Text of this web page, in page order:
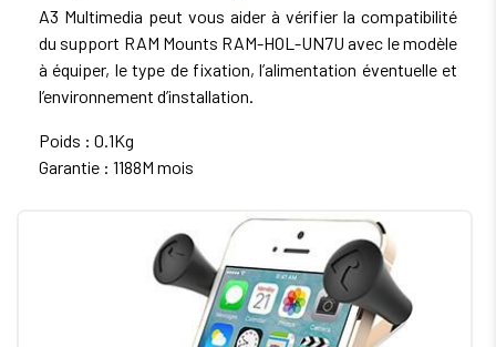
A3 Multimedia peut vous aider à vérifier la compatibilité
du support RAM Mounts RAM-HOL-UN7U avec le modèle
à équiper, le type de fixation, l’alimentation éventuelle et
l’environnement d’installation.
Poids : 0.1Kg
Garantie : 1188M mois